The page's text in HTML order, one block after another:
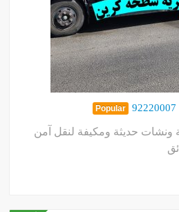
Popular
ونشات حديثة ومكيفة لنقل آمن